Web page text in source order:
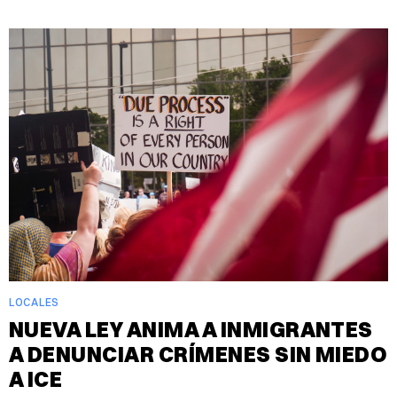
LOCALES
NUEVA LEY ANIMA A INMIGRANTES
A DENUNCIAR CRÍMENES SIN MIEDO
A ICE